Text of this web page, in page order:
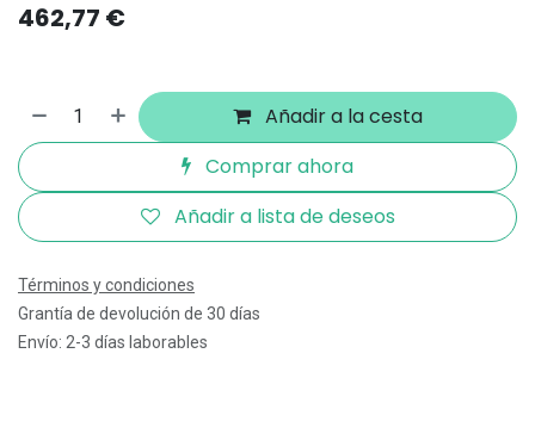
462,77 €
Añadir a la cesta
Comprar ahora
Añadir a lista de deseos
Términos y condiciones
Grantía de devolución de 30 días
Envío: 2-3 días laborables